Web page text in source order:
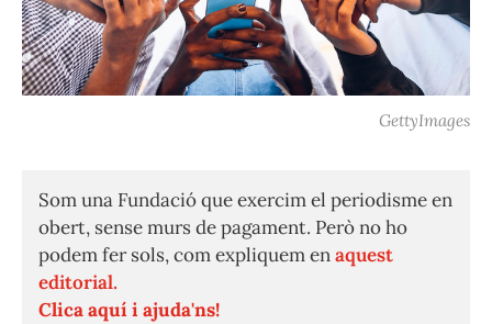
GettyImages
Som una Fundació que exercim el periodisme en
obert, sense murs de pagament. Però no ho
podem fer sols, com expliquem enaquest
editorial.
Clica aquí i ajuda'ns!